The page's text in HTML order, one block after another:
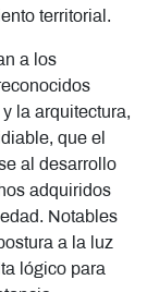
territorial.
a los
la arquitectura,
que el
al desarrollo
adquiridos
Notables
a la luz
lógico para